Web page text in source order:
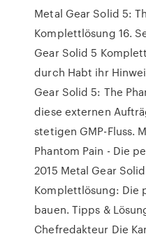
Metal Gear Solid 5:
Komplettlösung 16.
Gear Solid 5
durch Habt ihr
Gear Solid 5: The
diese externen
stetigen GMP-Fluss.
Phantom Pain - Die
2015 Metal Gear
Komplettlösung: Die
bauen. Tipps &
Chefredakteur Die